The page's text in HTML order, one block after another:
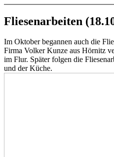
Fliesenarbeiten
Im Oktober begannen auch die
Firma Volker Kunze aus Hörnitz
im Flur. Später folgen die
und der Küche.